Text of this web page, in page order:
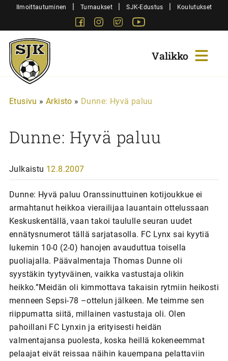
SiirryIlmoittautuminen | Turnaukset | SJK-Edustus | Koulutukset
FacebookInstagram
Twitter
Sjk-
Juniorit
Etusivu » Arkisto » Dunne: Hyvä paluu
Dunne: Hyvä paluu
Julkaistu 12.8.2007
Dunne: Hyvä paluu Oranssinuttuinen kotijoukkue ei
armahtanut heikkoa vierailijaa lauantain ottelussaan
Keskuskentällä, vaan takoi taululle seuran uudet
ennätysnumerot tällä sarjatasolla. FC Lynx sai kyytiä
lukemin 10-0 (2-0) hanojen avauduttua toisella
puoliajalla. Päävalmentaja Thomas Dunne oli
syystäkin tyytyväinen, vaikka vastustaja olikin
heikko.”Meidän oli kimmottava takaisin rytmiin heikosti
menneen Sepsi-78 –ottelun jälkeen. Me teimme sen
riippumatta siitä, millainen vastustaja oli. Olen
pahoillani FC Lynxin ja erityisesti heidän
valmentajansa puolesta, koska heillä kokeneemmat
pelaajat eivät reissaa näihin kauempana pelattaviin